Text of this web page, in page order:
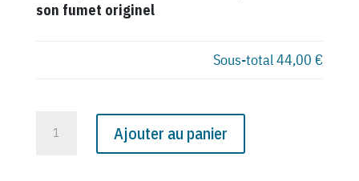
son fumet originel
Sous-total44,00 €
Ajouter au panier